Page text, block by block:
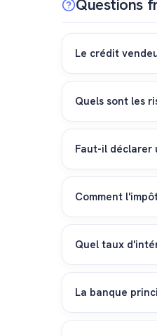
Questions
Le crédit
Non. Le
créancier pour la
Quels sont les
Le risque
créancier de 2e
Faut-il déclarer
Oui. Le capital
constituent un
Comment
L'administration
assurer que la
Quel taux
La loi suisse
immobilière, un
La banque
Oui, dans